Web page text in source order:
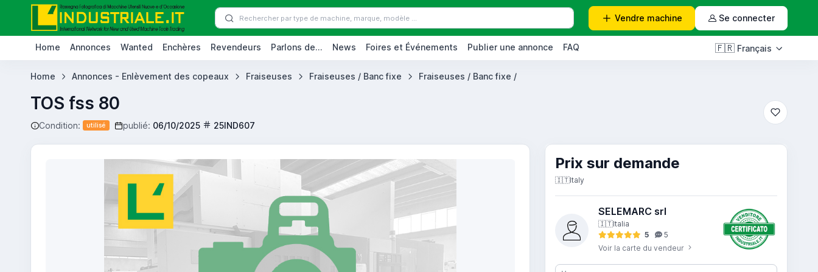
Vendre machine Se connecter
Home Annonces Wanted Enchères Revendeurs Parlons de... News Foires et Événements Publier une annonce FAQ 🇫🇷 Français
Home Annonces - Enlèvement des copeaux Fraiseuses Fraiseuses / Banc fixe Fraiseuses / Banc fixe /
TOS fss 80
Condition: utilisé publié: 06/10/2025 25IND607
Prix ​​sur demande
🇮🇹Italy
SELEMARC srl
🇮🇹Italia
5
5
Voir la carte du vendeur